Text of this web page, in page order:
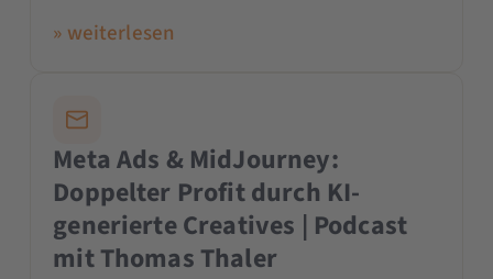
» weiterlesen
Meta Ads & MidJourney:
Doppelter Profit durch KI-
generierte Creatives | Podcast
mit Thomas Thaler